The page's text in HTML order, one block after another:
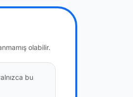
olabilir.
bu